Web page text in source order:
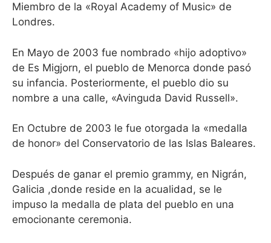
Miembro de la «Royal Academy of Music» de
Londres.
En Mayo de 2003 fue nombrado «hijo adoptivo»
de Es Migjorn, el pueblo de Menorca donde pasó
su infancia. Posteriormente, el pueblo dio su
nombre a una calle, «Avinguda David Russell».
En Octubre de 2003 le fue otorgada la «medalla
de honor» del Conservatorio de las Islas Baleares.
Después de ganar el premio grammy, en Nigrán,
Galicia ,donde reside en la acualidad, se le
impuso la medalla de plata del pueblo en una
emocionante ceremonia.